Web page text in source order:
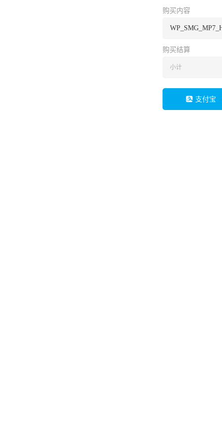
购买内容
购买结算
小计
支付宝